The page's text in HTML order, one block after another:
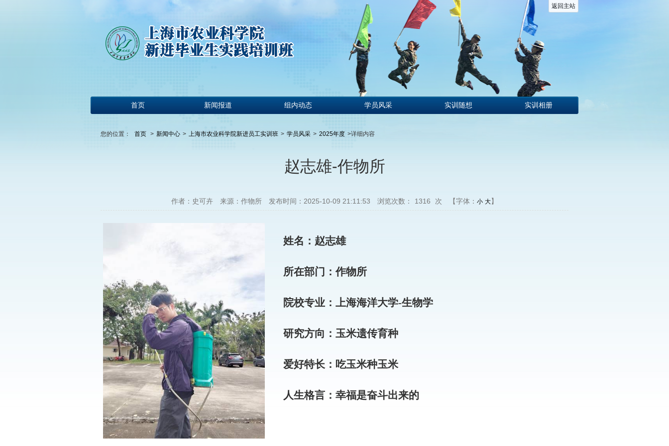
返回主站
首页 新闻报道 组内动态 学员风采 实训随想 实训相册
您的位置： 首页 > 新闻中心 > 上海市农业科学院新进员工实训班 > 学员风采 > 2025年度 >详细内容
赵志雄-作物所
作者：史可卉 来源：作物所 发布时间：2025-10-09 21:11:53 浏览次数： 1316 次 【字体： 小 大】
姓名：赵志雄
所在部门：作物所
院校专业：上海海洋大学-生物学
研究方向：玉米遗传育种
爱好特长：吃玉米种玉米
人生格言：幸福是奋斗出来的